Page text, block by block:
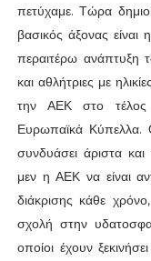
πετύχαμε. Τώρα
βασικός άξονας είναι
περαιτέρω ανάπτυξη
και αθλήτριες με
την ΑΕΚ στο τέλος
Ευρωπαϊκά Κύπελλα.
συνδυάσει άριστα
μεν η ΑΕΚ να είναι
διάκρισης κάθε
σχολή στην
οποίοι έχουν